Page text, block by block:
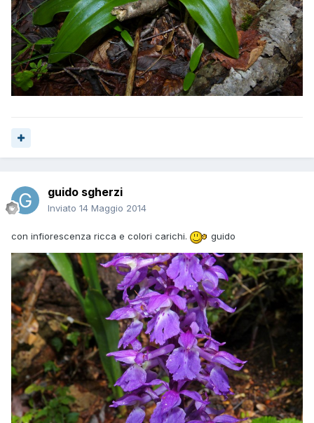
guido sgherzi
Inviato 14 Maggio 2014
con infiorescenza ricca e colori carichi. guido